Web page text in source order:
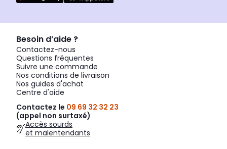
Besoin d’aide ?
Contactez-nous
Questions fréquentes
Suivre une commande
Nos conditions de livraison
Nos guides d'achat
Centre d'aide
Contactez le 09 69 32 32 23
(appel non surtaxé)
Accès sourds
et malentendants